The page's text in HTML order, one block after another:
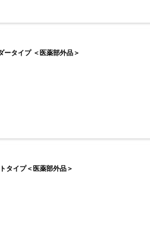
タイプ ＜医薬部外品＞
タイプ＜医薬部外品＞